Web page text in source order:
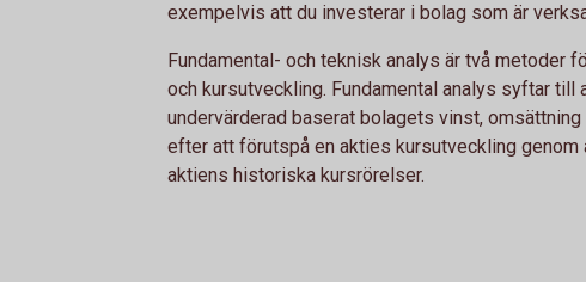
exempelvis att du investerar i bolag som är
Fundamental- och teknisk analys är två metoder
och kursutveckling. Fundamental analys syftar
undervärderad baserat bolagets vinst,
efter att förutspå en akties kursutveckling
aktiens historiska kursrörelser.